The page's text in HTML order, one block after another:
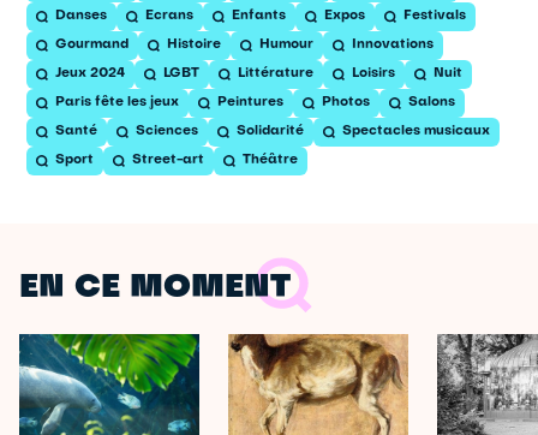
Danses Ecrans Enfants Expos Festivals
Gourmand Histoire Humour Innovations
Jeux 2024 LGBT Littérature Loisirs Nuit
Paris fête les jeux Peintures Photos Salons
Santé Sciences Solidarité Spectacles musicaux
Sport Street-art Théâtre
EN CE MOMENT